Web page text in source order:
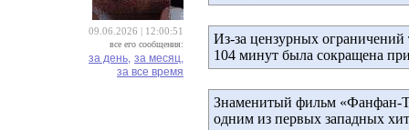
09.06.2026 | 12:00:51
все его сообщения:
за день, за месяц,
за все время
Из-за цензурных ограничений
104 минут была сокращена
Знаменитый фильм «Фанфан-
одним из первых западных